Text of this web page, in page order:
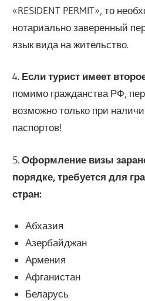
«RESIDENT PERMIT», то
нотариально заверенный
язык вида на жительство.
4. Если турист имеет
помимо гражданства РФ,
возможно только при
паспортов!
5.Оформление визы
порядке, требуется для
стран:
Абхазия
Азербайджан
Армения
Афганистан
Беларусь